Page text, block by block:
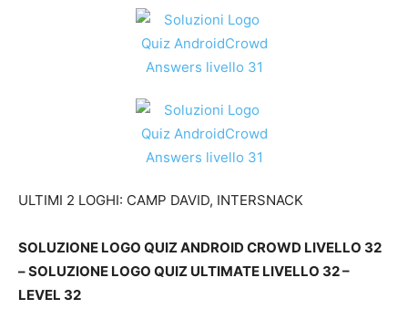
ULTIMI 2 LOGHI: CAMP DAVID, INTERSNACK
SOLUZIONE LOGO QUIZ ANDROID CROWD LIVELLO 32
– SOLUZIONE LOGO QUIZ ULTIMATE LIVELLO 32 –
LEVEL 32